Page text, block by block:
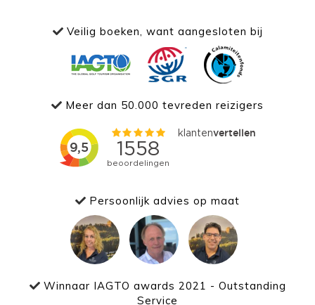
Veilig boeken, want aangesloten bij
Meer dan 50.000 tevreden reizigers
Persoonlijk advies op maat
Winnaar IAGTO awards 2021 - Outstanding
Service